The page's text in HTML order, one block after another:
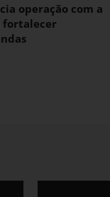
operação com a
fortalecer